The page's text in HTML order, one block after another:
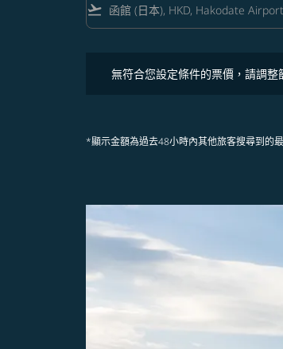
flight_takeoff
無符合您設定條件的票價，請調整
*顯示金額為過去48小時內其他旅客搜尋到的